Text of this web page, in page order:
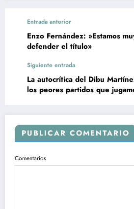
Entrada anterior
Enzo Fernández: »Estamos
defender el título»
Siguiente entrada
La autocrítica del Dibu
los peores partidos que
PUBLICAR COMENTARIO
Comentarios